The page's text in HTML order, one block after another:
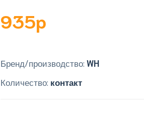
935p
Бренд/производство: WH
Количество: контакт